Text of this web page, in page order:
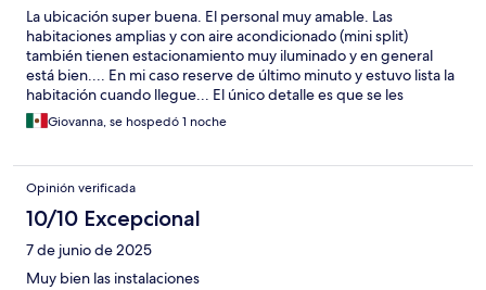
La ubicación super buena. El personal muy amable. Las
habitaciones amplias y con aire acondicionado (mini split)
también tienen estacionamiento muy iluminado y en general
está bien.... En mi caso reserve de último minuto y estuvo lista la
habitación cuando llegue... El único detalle es que se les
olvidaron las toallas pero en recepción me las dieron
Giovanna, se hospedó 1 noche
Opinión verificada
10/10 Excepcional
7 de junio de 2025
Muy bien las instalaciones